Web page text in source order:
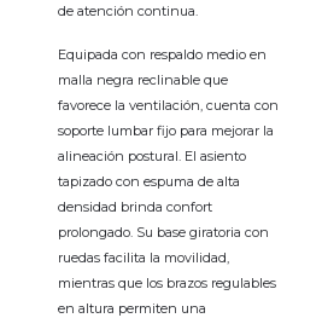
de atención continua.
Equipada con respaldo medio en
malla negra reclinable que
favorece la ventilación, cuenta con
soporte lumbar fijo para mejorar la
alineación postural. El asiento
tapizado con espuma de alta
densidad brinda confort
prolongado. Su base giratoria con
ruedas facilita la movilidad,
mientras que los brazos regulables
en altura permiten una